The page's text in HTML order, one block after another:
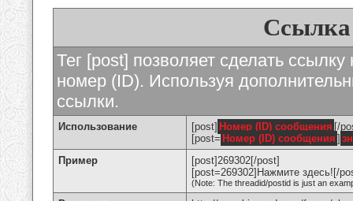
Ссылка
Тег [post] позволяет сделать
номер (ID). Используя
ссылки.
Использование [post] Номер (ID) сообщения [/
[post= Номер (ID) сообщения ]
Пример
[post]269302[/post]
[post=269302]Нажмите здесь![/
(Note: The threadid/postid is just an